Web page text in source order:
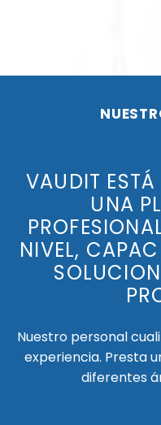
VAUDIT
UNA
NIVEL,
Nuestro personal
experiencia. Presta
diferentes